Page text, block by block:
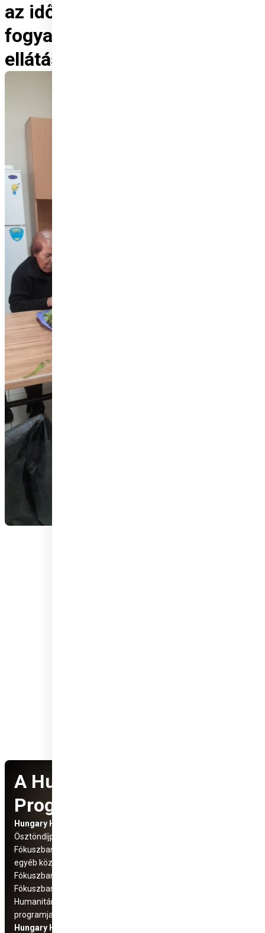
az idősgondozás és a
fogyatékkal élők
ellátása Libanonban
A Hungary Helps
Programról
Hungary Helps Program
Ösztöndíjprogram
Fókuszban: Üldözött keresztény és
egyéb közösségek
Fókuszban: Száhel régió
Fókuszban az Európai Unió
Humanitárius és fejlesztési
programjaink
Hungary Helps Ügynökség